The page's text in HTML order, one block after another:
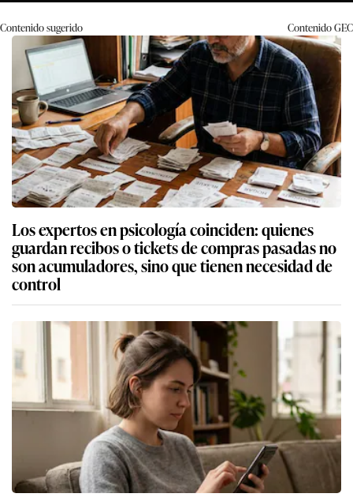
Contenido sugerido ContenidoGEC
Los expertos en psicología coinciden: quienes
guardan recibos o tickets de compras pasadas no
son acumuladores, sino que tienen necesidad de
control